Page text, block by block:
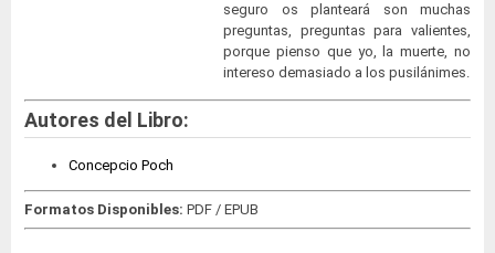
seguro os planteará son muchas
preguntas, preguntas para valientes,
porque pienso que yo, la muerte, no
intereso demasiado a los pusilánimes.
Autores del Libro:
Concepcio Poch
Formatos Disponibles: PDF / EPUB